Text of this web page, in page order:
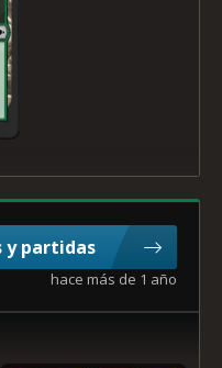
y partidas
hace más de 1 año